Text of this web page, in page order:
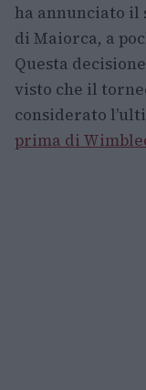
ha annunciato il
di Maiorca, a
Questa
visto che il
considerato
prima di